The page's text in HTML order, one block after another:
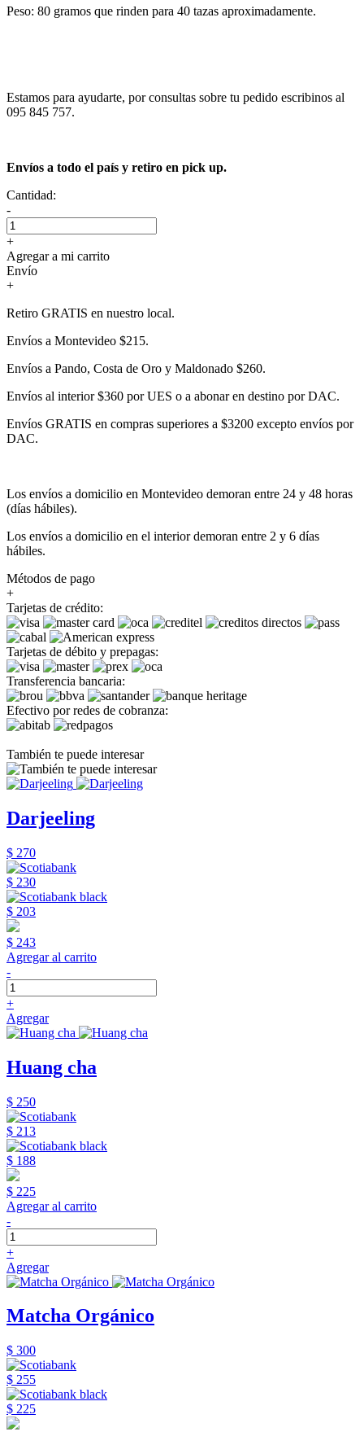
Peso: 80 gramos que rinden para 40 tazas aproximadamente.
Estamos para ayudarte, por consultas sobre tu pedido escribinos al
095 845 757.
Envíos a todo el país y retiro en pick up.
Cantidad:
-
+
Agregar a mi carrito
Envío
+
Retiro GRATIS en nuestro local.
Envíos a Montevideo $215.
Envíos a Pando, Costa de Oro y Maldonado $260.
Envíos al interior $360 por UES o a abonar en destino por DAC.
Envíos GRATIS en compras superiores a $3200 excepto envíos por
DAC.
Los envíos a domicilio en Montevideo demoran entre 24 y 48 horas
(días hábiles).
Los envíos a domicilio en el interior demoran entre 2 y 6 días
hábiles.
Métodos de pago
+
Tarjetas de crédito:
Tarjetas de débito y prepagas:
Transferencia bancaria:
Efectivo por redes de cobranza:
También te puede interesar
Darjeeling
$ 270
$ 230
$ 203
$ 243
Agregar al carrito
-
+
Agregar
Huang cha
$ 250
$ 213
$ 188
$ 225
Agregar al carrito
-
+
Agregar
Matcha Orgánico
$ 300
$ 255
$ 225